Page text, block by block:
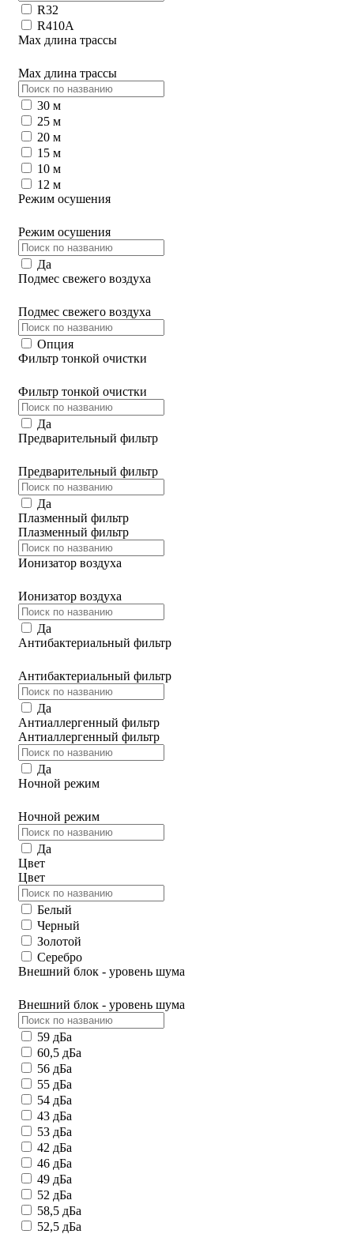
R32
R410A
Max длина трассы
Max длина трассы
30 м
25 м
20 м
15 м
10 м
12 м
Режим осушения
Режим осушения
Да
Подмес свежего воздуха
Подмес свежего воздуха
Опция
Фильтр тонкой очистки
Фильтр тонкой очистки
Да
Предварительный фильтр
Предварительный фильтр
Да
Плазменный фильтр
Плазменный фильтр
Ионизатор воздуха
Ионизатор воздуха
Да
Антибактериальный фильтр
Антибактериальный фильтр
Да
Антиаллергенный фильтр
Антиаллергенный фильтр
Да
Ночной режим
Ночной режим
Да
Цвет
Цвет
Белый
Черный
Золотой
Серебро
Внешний блок - уровень шума
Внешний блок - уровень шума
59 дБа
60,5 дБа
56 дБа
55 дБа
54 дБа
43 дБа
53 дБа
42 дБа
46 дБа
49 дБа
52 дБа
58,5 дБа
52,5 дБа